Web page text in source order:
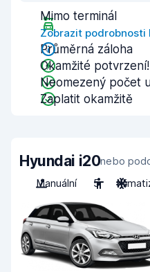
Mimo terminál
Zobrazit podrobnosti
Průměrná záloha
Okamžité potvrzení!
Neomezený počet
Zaplatit okamžitě
Hyundai i20nebo
Manuální
5